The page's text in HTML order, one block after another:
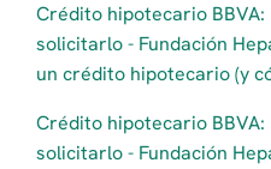
Crédito hipotecario
solicitarlo - Fundación
un crédito hipotecario (y
Crédito hipotecario
solicitarlo - Fundación